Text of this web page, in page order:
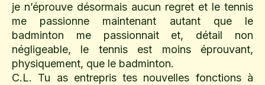
je n’éprouve désormais aucun regret et le tennis
me passionne maintenant autant que le
badminton me passionnait et, détail non
négligeable, le tennis est moins éprouvant,
physiquement, que le badminton.
C.L. Tu as entrepris tes nouvelles fonctions à